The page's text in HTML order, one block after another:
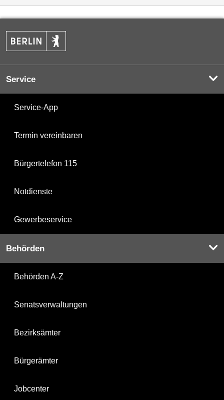
Service
Service-App
Termin vereinbaren
Bürgertelefon 115
Notdienste
Gewerbeservice
Behörden
Behörden A-Z
Senatsverwaltungen
Bezirksämter
Bürgerämter
Jobcenter